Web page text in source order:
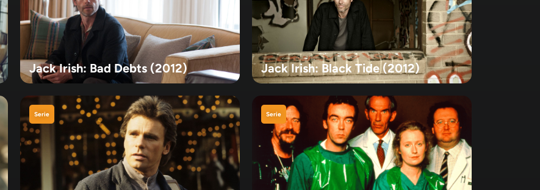
Jack Irish: Bad Debts (2012) Jack Irish: Black Tide (2012)
Serie Serie